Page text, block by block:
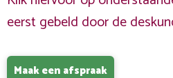
eerst gebeld door de
Maak een afspraak